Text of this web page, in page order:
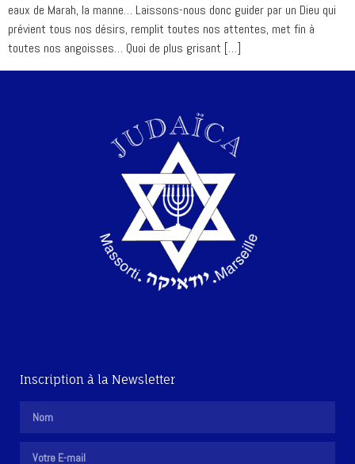
eaux de Marah, la manne… Laissons-nous donc guider par un Dieu qui
prévient tous nos désirs, remplit toutes nos attentes, met fin à
toutes nos angoisses… Quoi de plus grisant […]
Inscription à la Newsletter